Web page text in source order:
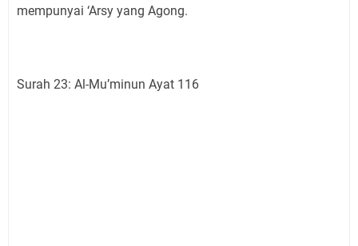
mempunyai ‘Arsy yang Agong.
Surah 23: Al-Mu’minun Ayat 116